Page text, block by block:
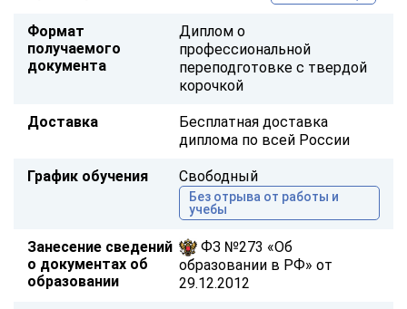
Формат
получаемого
документа
Диплом о
профессиональной
переподготовке с твердой
корочкой
Доставка
Бесплатная доставка
диплома по всей России
График обучения Свободный
Без отрыва от работы и
учебы
Занесение сведений
о документах об
образовании
ФЗ №273 «Об
образовании в РФ» от
29.12.2012